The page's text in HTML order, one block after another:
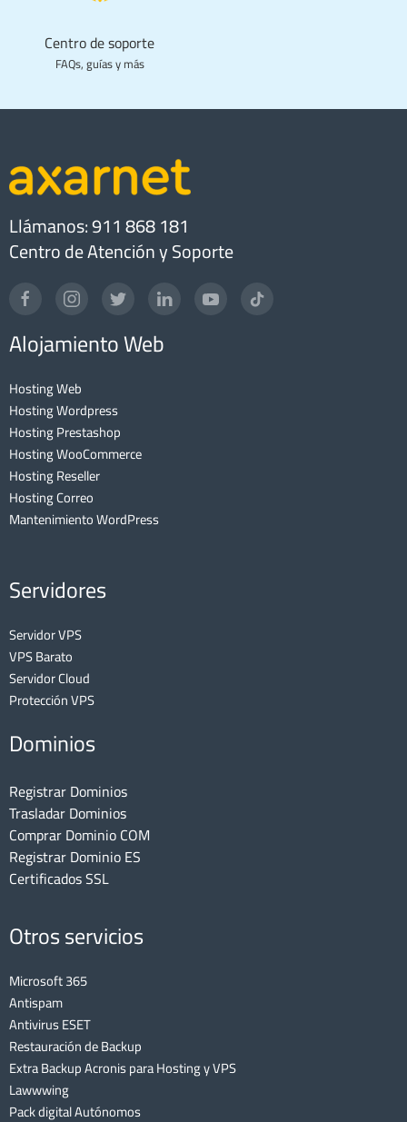
Centro de soporte
FAQs, guías y más
Llámanos: 911 868 181
Centro de Atención y Soporte
Alojamiento Web
Hosting Web
Hosting Wordpress
Hosting Prestashop
Hosting WooCommerce
Hosting Reseller
Hosting Correo
Mantenimiento WordPress
Servidores
Servidor VPS
VPS Barato
Servidor Cloud
Protección VPS
Dominios
Registrar Dominios
Trasladar Dominios
Comprar Dominio COM
Registrar Dominio ES
Certificados SSL
Otros servicios
Microsoft 365
Antispam
Antivirus ESET
Restauración de Backup
Extra Backup Acronis para Hosting y VPS
Lawwwing
Pack digital Autónomos